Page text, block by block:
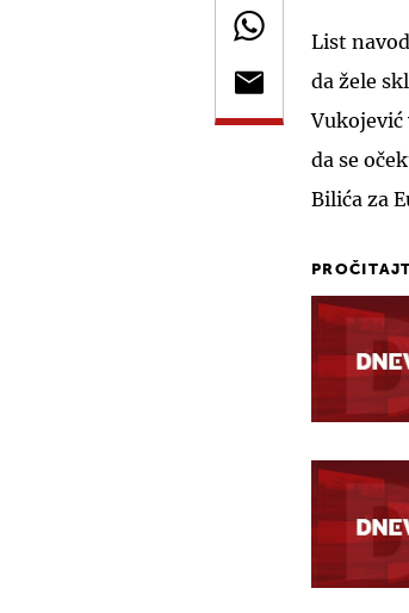
List
da žele
da se
Bilića za